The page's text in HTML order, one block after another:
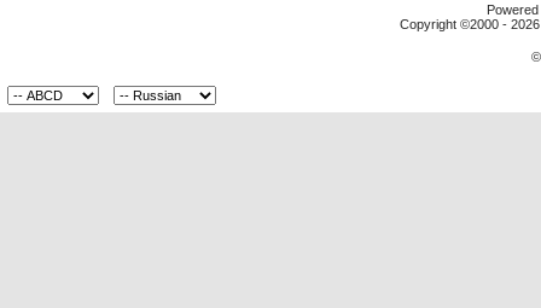
Copyright ©2000 -
©